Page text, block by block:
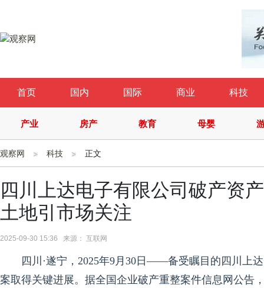
首页 国内 国际 商业 科技
产业 房产 教育 母婴
观察网 科技 正文
四川上达电子有限公司破产资
土地引市场关注
2025-09-30 15:36 来源： 互联网
四川·遂宁，2025年9月30日——备受瞩目的四川上
案取得关键进展。据全国企业破产重整案件信息网公告